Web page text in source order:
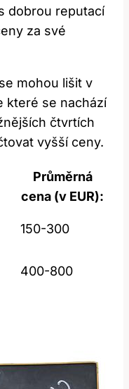
dobrou reputací
za své
mohou lišit v
které se nachází
čtvrtích
vyšší ceny.
Průměrná
cena (v EUR):
150-300
400-800